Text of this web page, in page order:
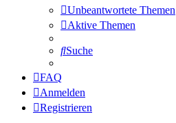
Unbeantwortete Themen
Aktive Themen
Suche
FAQ
Anmelden
Registrieren